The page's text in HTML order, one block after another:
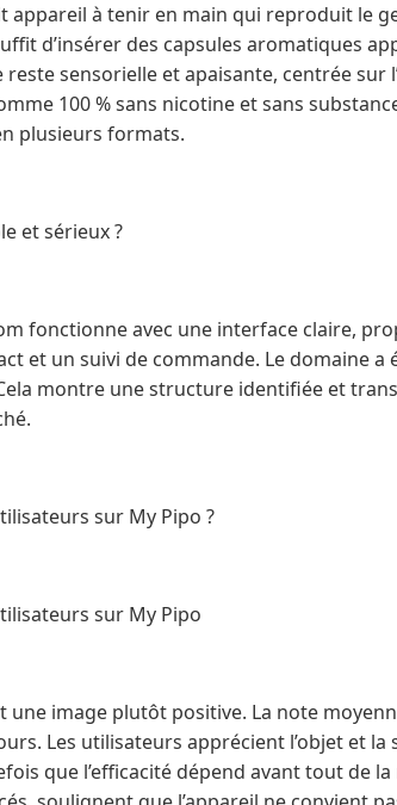
appareil à tenir en main qui reproduit le
d’insérer des capsules aromatiques
reste sensorielle et apaisante, centrée
100 % sans nicotine et sans
plusieurs formats.
et sérieux ?
fonctionne avec une interface claire,
et un suivi de commande. Le domaine
montre une structure identifiée et
sur My Pipo ?
sur My Pipo
une image plutôt positive. La note
Les utilisateurs apprécient l’objet et
que l’efficacité dépend avant tout de